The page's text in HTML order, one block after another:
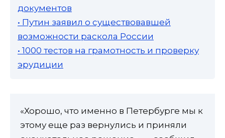
документов
• Путин заявил о существовавшей
возможности раскола России
• 1000 тестов на грамотность и проверку
эрудиции
«Хорошо, что именно в Петербурге мы к
этому еще раз вернулись и приняли